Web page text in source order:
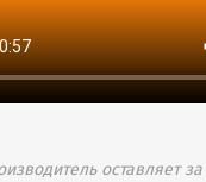
оставляет